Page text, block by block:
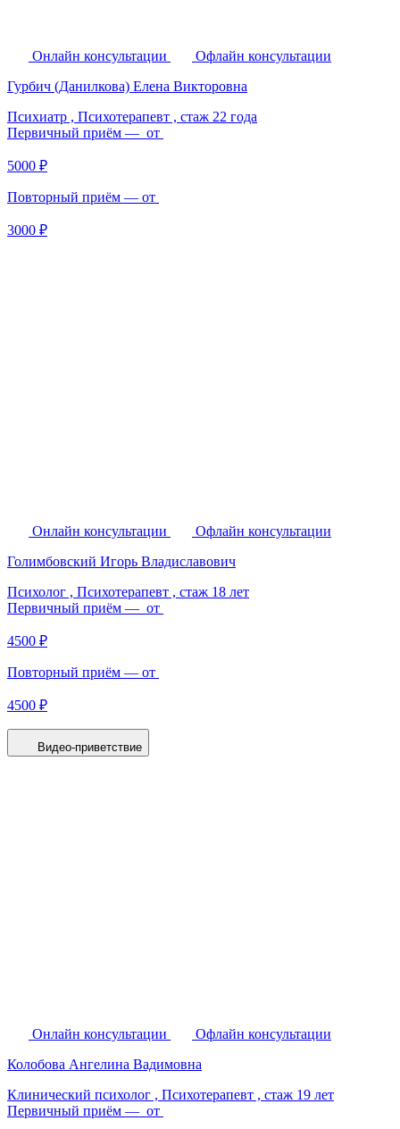
Онлайн консультации
Офлайн консультации
Гурбич (Данилкова) Елена Викторовна
Психиатр , Психотерапевт , стаж 22 года
Первичный приём — от
5000 ₽
Повторный приём — от
3000 ₽
Онлайн консультации
Офлайн консультации
Голимбовский Игорь Владиславович
Психолог , Психотерапевт , стаж 18 лет
Первичный приём — от
4500 ₽
Повторный приём — от
4500 ₽
Видео-приветствие
Онлайн консультации
Офлайн консультации
Колобова Ангелина Вадимовна
Клинический психолог , Психотерапевт , стаж 19 лет
Первичный приём — от